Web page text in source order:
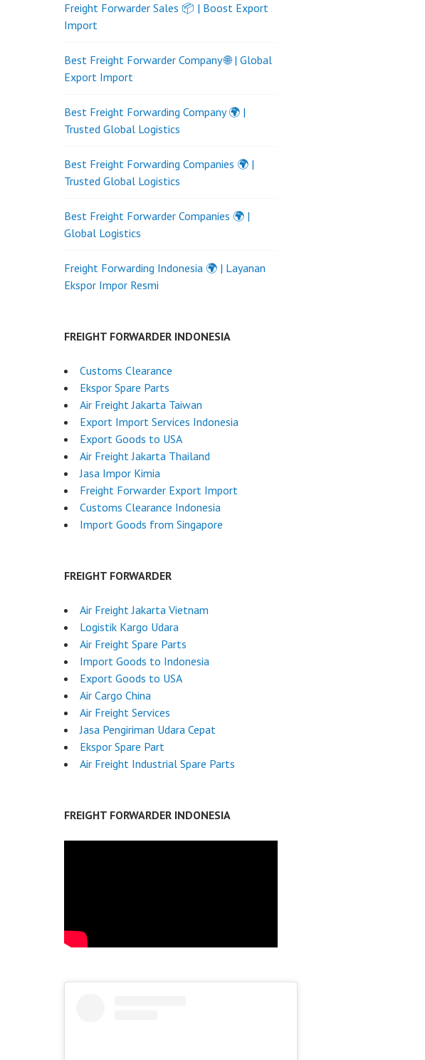
Freight Forwarder Sales 📦 | Boost Export
Import
Best Freight Forwarder Company 🌐 | Global
Export Import
Best Freight Forwarding Company 🌍 |
Trusted Global Logistics
Best Freight Forwarding Companies 🌍 |
Trusted Global Logistics
Best Freight Forwarder Companies 🌍 |
Global Logistics
Freight Forwarding Indonesia 🌍 | Layanan
Ekspor Impor Resmi
FREIGHT FORWARDER INDONESIA
Customs Clearance
Ekspor Spare Parts
Air Freight Jakarta Taiwan
Export Import Services Indonesia
Export Goods to USA
Air Freight Jakarta Thailand
Jasa Impor Kimia
Freight Forwarder Export Import
Customs Clearance Indonesia
Import Goods from Singapore
FREIGHT FORWARDER
Air Freight Jakarta Vietnam
Logistik Kargo Udara
Air Freight Spare Parts
Import Goods to Indonesia
Export Goods to USA
Air Cargo China
Air Freight Services
Jasa Pengiriman Udara Cepat
Ekspor Spare Part
Air Freight Industrial Spare Parts
FREIGHT FORWARDER INDONESIA